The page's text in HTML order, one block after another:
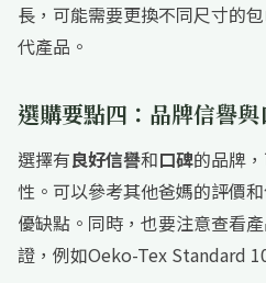
長，可能需要更換不同尺寸的
代產品。
選購要點四：品牌信譽與
選擇有良好信譽和口碑的品牌
性。可以參考其他爸媽的評價
優缺點。同時，也要注意查看
證，例如Oeko-Tex Standard